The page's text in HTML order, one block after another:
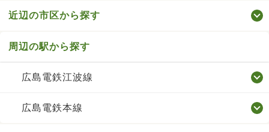
近辺の市区から探す
周辺の駅から探す
広島電鉄江波線
広島電鉄本線